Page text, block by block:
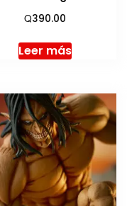
Q390.00
Leer más